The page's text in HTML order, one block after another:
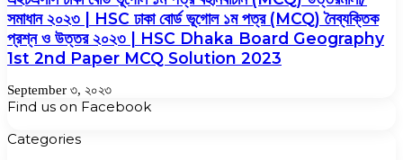
সমাধান ২০২৩ | HSC ঢাকা বোর্ড ভূগোল ১ম পত্র (MCQ) নৈব্যক্তিক
প্রশ্ন ও উত্তর ২০২৩ | HSC Dhaka Board Geography
1st 2nd Paper MCQ Solution 2023
September ৩, ২০২৩
Find us on Facebook
Categories